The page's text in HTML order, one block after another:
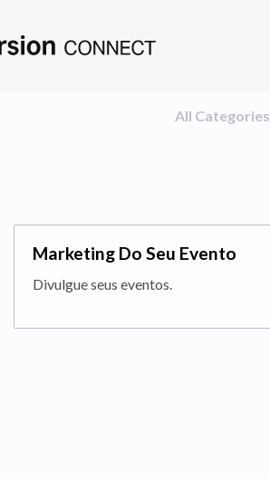
All Categories
Marketing Do Seu Evento
Divulgue seus eventos.